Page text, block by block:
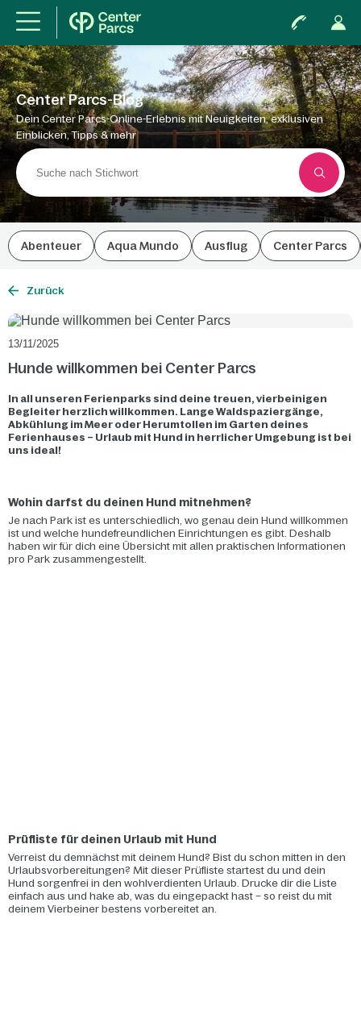
Center Parcs-Blog
Dein Center Parcs-Online-Erlebnis mit Neuigkeiten, exklusiven
Einblicken, Tipps & mehr
Abenteuer Aqua Mundo Ausflug Center Parcs
Zurück
13/11/2025
Hunde willkommen bei Center Parcs
In all unseren Ferienparks sind deine treuen, vierbeinigen
Begleiter herzlich willkommen. Lange Waldspaziergänge,
Abkühlung im Meer oder Herumtollen im Garten deines
Ferienhauses – Urlaub mit Hund in herrlicher Umgebung ist bei
uns ideal!
Wohin darfst du deinen Hund mitnehmen?
Je nach Park ist es unterschiedlich, wo genau dein Hund willkommen
ist und welche hundefreundlichen Einrichtungen es gibt. Deshalb
haben wir für dich eine Übersicht mit allen praktischen Informationen
pro Park zusammengestellt.
Prüfliste für deinen Urlaub mit Hund
Verreist du demnächst mit deinem Hund? Bist du schon mitten in den
Urlaubsvorbereitungen? Mit dieser Prüfliste startest du und dein
Hund sorgenfrei in den wohlverdienten Urlaub. Drucke dir die Liste
einfach aus und hake ab, was du eingepackt hast – so reist du mit
deinem Vierbeiner bestens vorbereitet an.